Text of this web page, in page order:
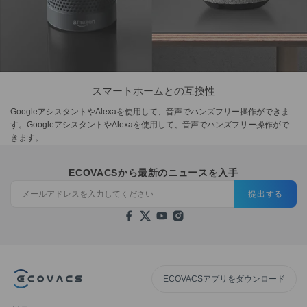
スマートホームとの互換性
GoogleアシスタントやAlexaを使用して、音声でハンズフリー操作ができま
す。GoogleアシスタントやAlexaを使用して、音声でハンズフリー操作がで
きます。
ECOVACSから最新のニュースを入手
提出する
ECOVACSアプリをダウンロード